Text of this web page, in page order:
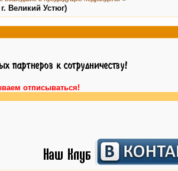
Великий Устюг)
отписываться!